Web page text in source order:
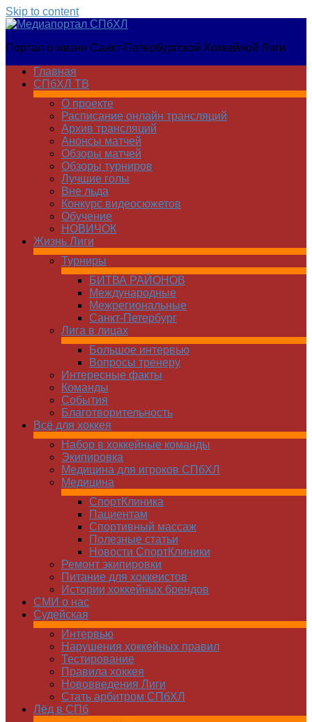
Skip to content
Медиапортал
Портал о жизни Санкт-Петербургской Хоккейной Лиги
Главная
СПбХЛ ТВ
О проекте
Расписание онлайн трансляций
Архив трансляций
Анонсы матчей
Обзоры матчей
Обзоры турниров
Лучшие голы
Вне льда
Конкурс видеосюжетов
Обучение
НОВИЧОК
Жизнь Лиги
Турниры
БИТВА РАЙОНОВ
Международные
Межрегиональные
Санкт-Петербург
Лига в лицах
Большое интервью
Вопросы тренеру
Интересные факты
Команды
Cобытия
Благотворительность
Всё для хоккея
Набор в хоккейные команды
Экипировка
Медицина для игроков СПбХЛ
Медицина
СпортКлиника
Пациентам
Спортивный массаж
Полезные статьи
Новости СпортКлиники
Ремонт экипировки
Питание для хоккеистов
Истории хоккейных брендов
СМИ о нас
Судейская
Интервью
Нарушения хоккейных правил
Тестирование
Правила хоккея
Нововведения Лиги
Стать арбитром СПбХЛ
Лёд в СПб